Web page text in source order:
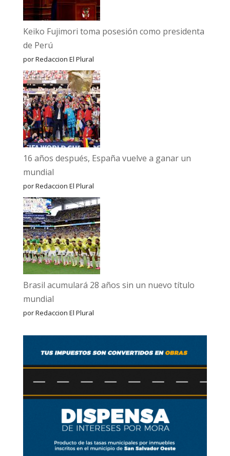
Keiko Fujimori toma posesión como presidenta
de Perú
por Redaccion El Plural
16 años después, España vuelve a ganar un
mundial
por Redaccion El Plural
Brasil acumulará 28 años sin un nuevo título
mundial
por Redaccion El Plural